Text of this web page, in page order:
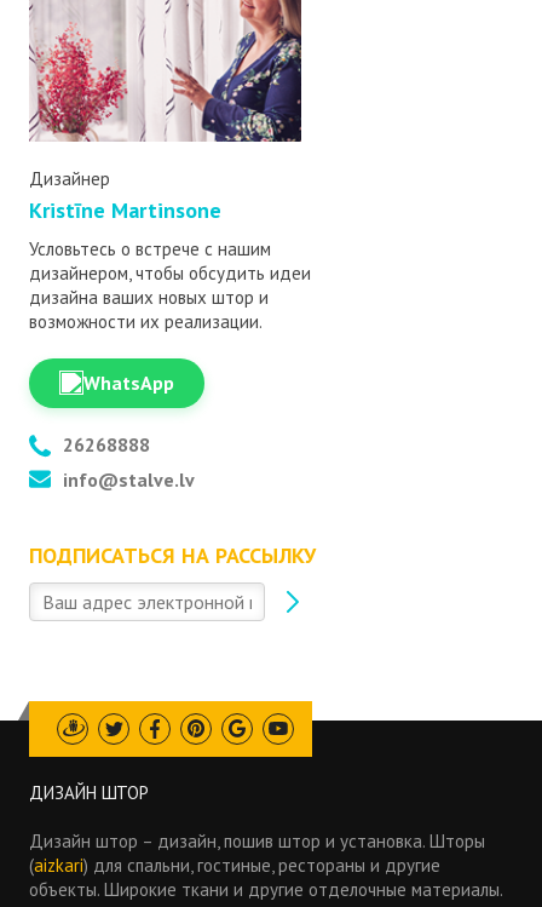
Дизайнер
Kristīne Martinsone
Условьтесь о встрече с нашим
дизайнером, чтобы обсудить идеи
дизайна ваших новых штор и
возможности их реализации.
WhatsApp
26268888
info@stalve.lv
ПОДПИСАТЬСЯ НА РАССЫЛКУ
Draugiem
TwitterFacebookPinterest
GoogleYoutube
ДИЗАЙН ШТОР
Дизайн штор – дизайн, пошив штор и установка. Шторы
(aizkari) для спальни, гостиные, рестораны и другие
объекты. Широкие ткани и другие отделочные материалы.